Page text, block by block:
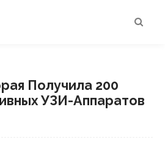
Получила 200
УЗИ-Аппаратов